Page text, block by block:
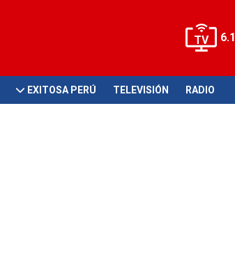
EXITOSA PERÚ TELEVISIÓN RADIO